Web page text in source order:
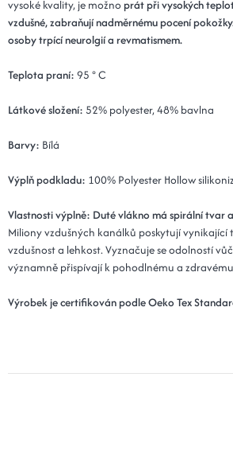
vysoké kvality, je možno prát při vysokých
vzdušné,zabraňují nadměrnému pocení
osoby trpící neurolgií a revmatismem.
Teplota praní: 95 ° C
Látkové složení: 52% polyester, 48% bavlna
Barvy: Bílá
Výplň podkladu: 100% Polyester Hollow
Vlastnosti výplně: Duté vlákno má spirální tvar
Miliony vzdušných kanálků poskytují vynikající
vzdušnost a lehkost. Vyznačuje se odolností
významně přispívají k pohodlnému a
Výrobek je certifikován podle Oeko Tex